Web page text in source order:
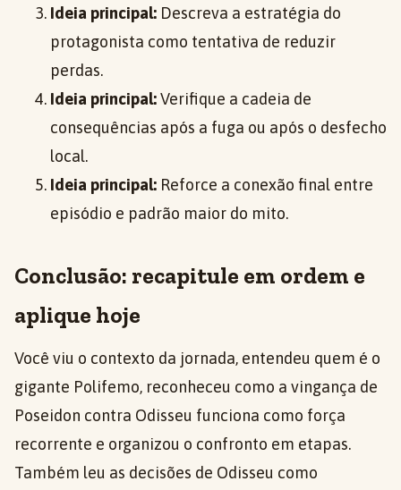
Ideia principal: Descreva a estratégia do
protagonista como tentativa de reduzir
perdas.
Ideia principal:Verifique a cadeia de
consequências após a fuga ou após o desfecho
local.
Ideia principal: Reforce a conexão final entre
episódio e padrão maior do mito.
Conclusão: recapitule em ordem e
aplique hoje
Você viu o contexto da jornada, entendeu quem é o
gigante Polifemo, reconheceu como a vingança de
Poseidon contra Odisseu funciona como força
recorrente e organizou o confronto em etapas.
Também leu as decisões de Odisseu como